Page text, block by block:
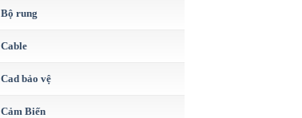
Bộ rung
Cable
Cad bảo vệ
Cảm Biến